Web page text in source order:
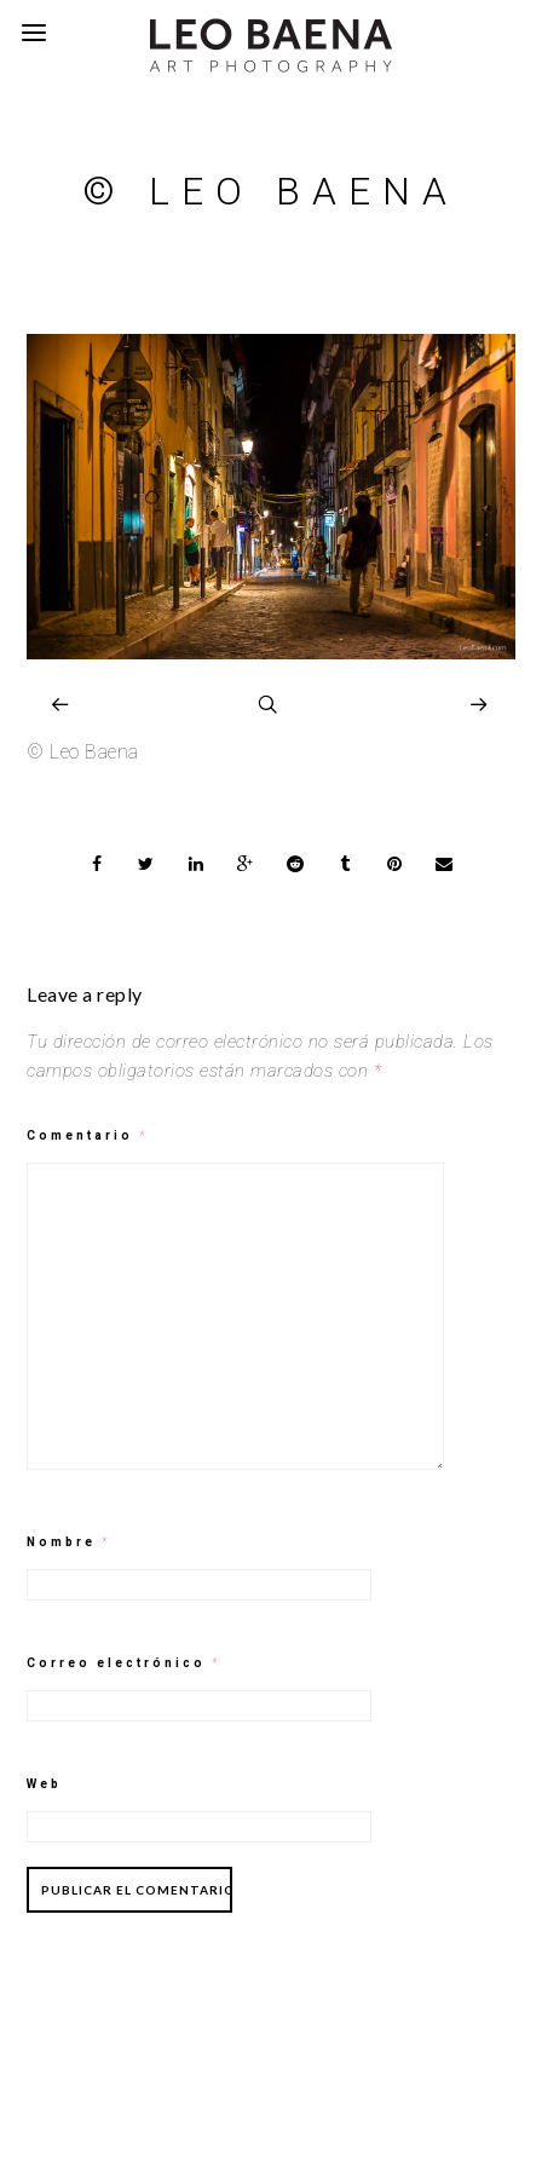
© LEO BAENA
© Leo Baena
Leave a reply
Tu dirección de correo electrónico no será publicada. Los
campos obligatorios están marcados con *
Comentario*
Nombre*
Correo electrónico*
Web